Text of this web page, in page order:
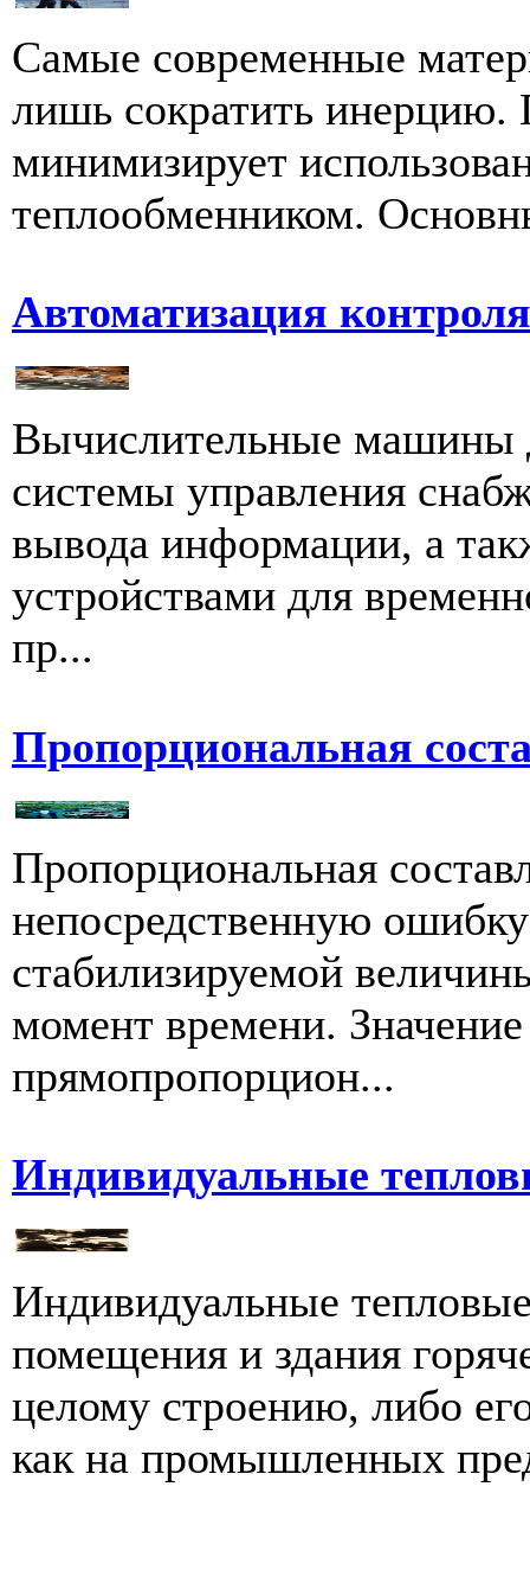
Самые современные
лишь сократить инерцию.
минимизирует
теплообменником.
Автоматизация контроля
Вычислительные машины
системы управления
вывода информации, а
устройствами для
пр...
Пропорциональная
Пропорциональная
непосредственную
стабилизируемой
момент времени.
прямопропорцион...
Индивидуальные
Индивидуальные
помещения и здания
целому строению, либо
как на промышленных